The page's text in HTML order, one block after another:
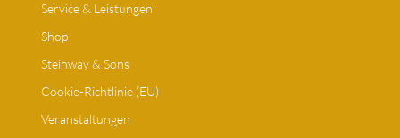
Service & Leistungen
Shop
Steinway & Sons
Cookie-Richtlinie (EU)
Veranstaltungen